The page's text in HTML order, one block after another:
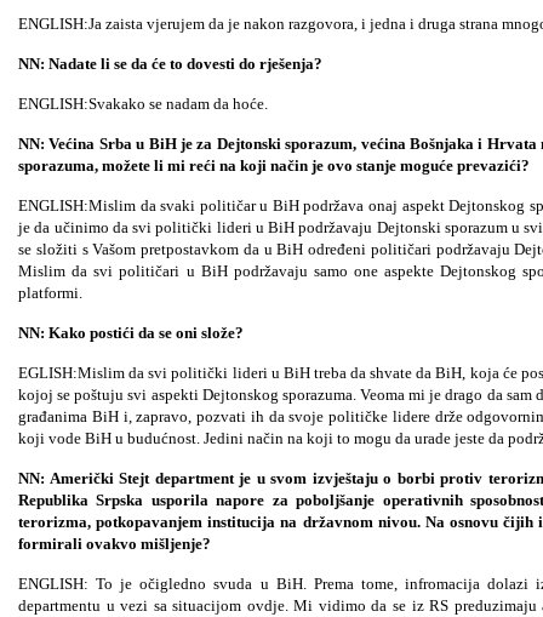
ENGLISH:Ja zaista vjerujem da je nakon razgovora, i jedna i druga strana
NN: Nadate li se da će to dovesti do rješenja?
ENGLISH:Svakako se nadam da hoće.
NN: Većina Srba u BiH je za Dejtonski sporazum, većina Bošnjaka i
sporazuma, možete li mi reći na koji način je ovo stanje moguće prevazići?
ENGLISH:Mislim da svaki političar u BiH podržava onaj aspekt Dejtonskog
je da učinimo da svi politički lideri u BiH podržavaju Dejtonski sporazum u
se složiti s Vašom pretpostavkom da u BiH određeni političari podržavaju
Mislim da svi političari u BiH podržavaju samo one aspekte Dejtonskog
platformi.
NN: Kako postići da se oni slože?
EGLISH:Mislim da svi politički lideri u BiH treba da shvate da BiH, koja će
kojoj se poštuju svi aspekti Dejtonskog sporazuma. Veoma mi je drago da
građanima BiH i, zapravo, pozvati ih da svoje političke lidere drže
koji vode BiH u budućnost. Jedini način na koji to mogu da urade jeste da
NN: Američki Stejt department je u svom izvještaju o borbi protiv
Republika Srpska usporila napore za poboljšanje operativnih
terorizma, potkopavanjem institucija na državnom nivou. Na osnovu čijih
formirali ovakvo mišljenje?
ENGLISH: To je očigledno svuda u BiH. Prema tome, infromacija dolazi
departmentu u vezi sa situacijom ovdje. Mi vidimo da se iz RS